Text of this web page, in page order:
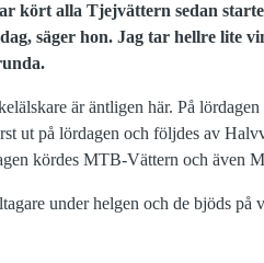
kört alla Tjejvättern sedan
säger hon. Jag tar hellre lite
är äntligen här. På
ut på lördagen och följdes av
kördes MTB-Vättern och även
under helgen och de bjöds på